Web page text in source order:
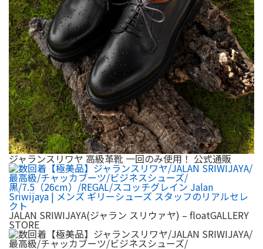
ジャランスリワヤ 高級革靴 一回のみ使用！ 公式通販
JALAN SRIWIJAYA(ジャラン スリウァヤ) – floatGALLERY
STORE